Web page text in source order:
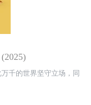
(2025)
千的世界坚守立场，同